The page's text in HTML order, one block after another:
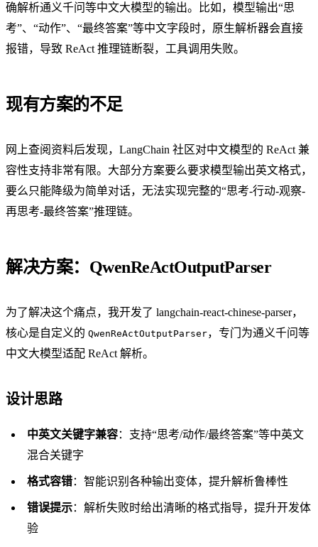
确解析通义千问等中文大模型的输出。比如，模型输出“思
考”、“动作”、“最终答案”等中文字段时，原生解析器会直接
报错，导致 ReAct 推理链断裂，工具调用失败。
现有方案的不足
网上查阅资料后发现，LangChain 社区对中文模型的 ReAct 兼
容性支持非常有限。大部分方案要么要求模型输出英文格式，
要么只能降级为简单对话，无法实现完整的“思考-行动-观察-
再思考-最终答案”推理链。
解决方案：QwenReActOutputParser
为了解决这个痛点，我开发了 langchain-react-chinese-parser，
核心是自定义的 QwenReActOutputParser，专门为通义千问等
中文大模型适配 ReAct 解析。
设计思路
中英文关键字兼容：支持“思考/动作/最终答案”等中英文
混合关键字
格式容错：智能识别各种输出变体，提升解析鲁棒性
错误提示：解析失败时给出清晰的格式指导，提升开发体
验